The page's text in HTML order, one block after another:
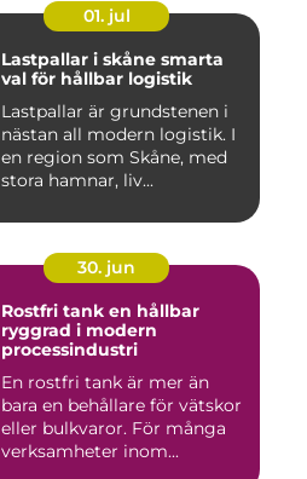
01. jul
Lastpallar i skåne smarta
val för hållbar logistik
Lastpallar är grundstenen i
nästan all modern logistik. I
en region som Skåne, med
stora hamnar, liv...
30. jun
Rostfri tank en hållbar
ryggrad i modern
processindustri
En rostfri tank är mer än
bara en behållare för vätskor
eller bulkvaror. För många
verksamheter inom...